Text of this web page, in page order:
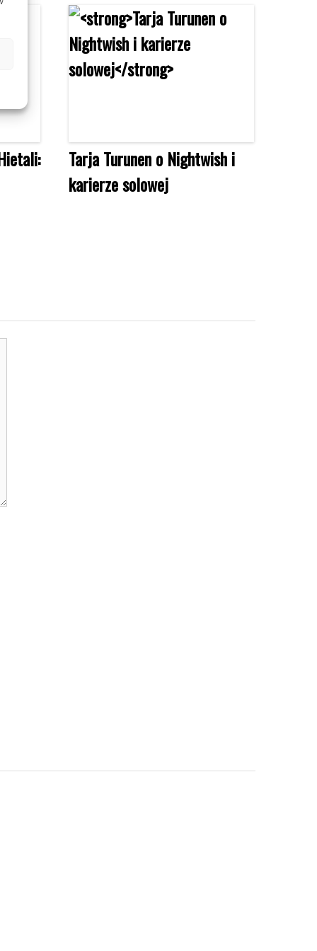
Tarja Turunen o Nightwish i
karierze solowej